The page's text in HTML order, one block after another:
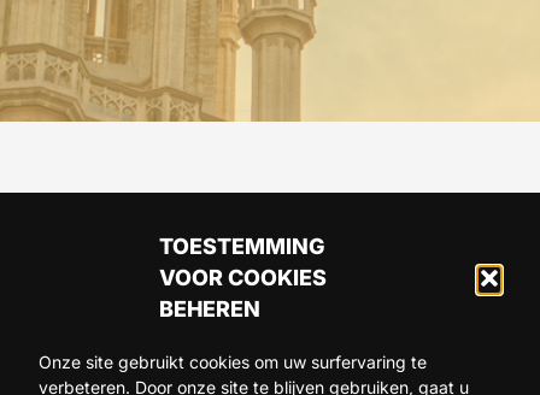
TOESTEMMING
VOOR COOKIES
BEHEREN
Onze site gebruikt cookies om uw surfervaring te
verbeteren. Door onze site te blijven gebruiken, gaat u